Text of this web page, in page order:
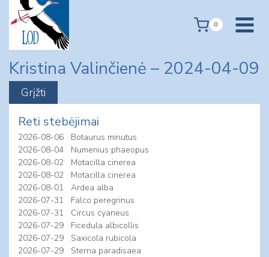
content
0
Kristina Valinčienė – 2024-04-09
Reti stebėjimai
2026-08-06
Botaurus minutus
2026-08-04
Numenius phaeopus
2026-08-02
Motacilla cinerea
2026-08-02
Motacilla cinerea
2026-08-01
Ardea alba
2026-07-31
Falco peregrinus
2026-07-31
Circus cyaneus
2026-07-29
Ficedula albicollis
2026-07-29
Saxicola rubicola
2026-07-29
Sterna paradisaea